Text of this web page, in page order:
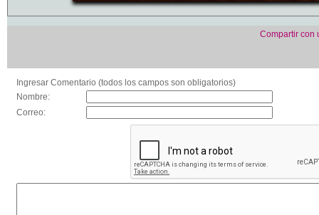
Compartir con
Ingresar Comentario (todos los campos son obligatorios)
Nombre:
Correo: